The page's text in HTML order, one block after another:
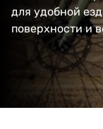
для удобной
поверхности и